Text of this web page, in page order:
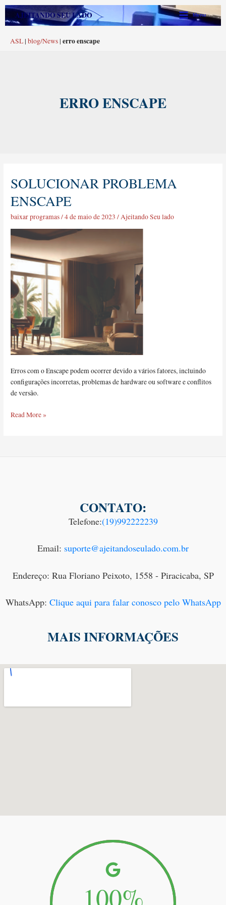
para
conteúdo
AJEITANDO SEU LADO
Main
Menu
ASL | blog/News | erro enscape
ERRO ENSCAPE
SOLUCIONAR PROBLEMA
ENSCAPE
baixar programas/4 de maio de 2023/Ajeitando Seu lado
Erros com o Enscape podem ocorrer devido a vários fatores, incluindo
configurações incorretas, problemas de hardware ou software e conflitos
de versão.
Solucionar
Problema
Enscape
Read More »
CONTATO:
Telefone:(19)992222239
Email: suporte@ajeitandoseulado.com.br
Endereço: Rua Floriano Peixoto, 1558 - Piracicaba, SP
WhatsApp: Clique aqui para falar conosco pelo WhatsApp
MAIS INFORMAÇÕES
100%